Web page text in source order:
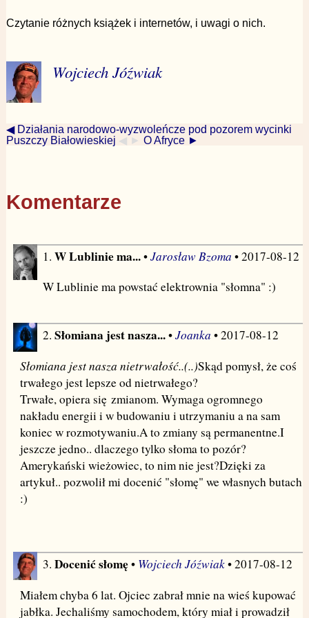
Czytanie różnych książek i internetów, i uwagi o nich.
Wojciech Jóźwiak
◀ Działania narodowo-wyzwoleńcze pod pozorem wycinki
Puszczy Białowieskiej ◀ ► O Afryce ►
Komentarze
1. W Lublinie ma...•Jarosław Bzoma • 2017-08-12
W Lublinie ma powstać elektrownia "słomna" :)
2. Słomiana jest nasza...•Joanka • 2017-08-12
Słomiana jest nasza nietrwałość..(..)Skąd pomysł, że coś
trwałego jest lepsze od nietrwałego?
Trwałe, opiera się zmianom. Wymaga ogromnego
nakładu energii i w budowaniu i utrzymaniu a na sam
koniec w rozmotywaniu.A to zmiany są permanentne.I
jeszcze jedno.. dlaczego tylko słoma to pozór?
Amerykański wieżowiec, to nim nie jest?Dzięki za
artykuł.. pozwolił mi docenić "słomę" we własnych butach
:)
3. Docenić słomę• Wojciech Jóźwiak• 2017-08-12
Miałem chyba 6 lat. Ojciec zabrał mnie na wieś kupować
jabłka. Jechaliśmy samochodem, który miał i prowadził